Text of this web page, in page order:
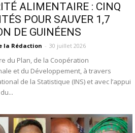
ALIMENTAIRE : CINQ
POUR SAUVER 1,7
DE GUINÉENS
la Rédaction - 30 juillet 2026
du Plan, de la Coopération
et du Développement, à travers
de la Statistique (INS) et avec l’appui